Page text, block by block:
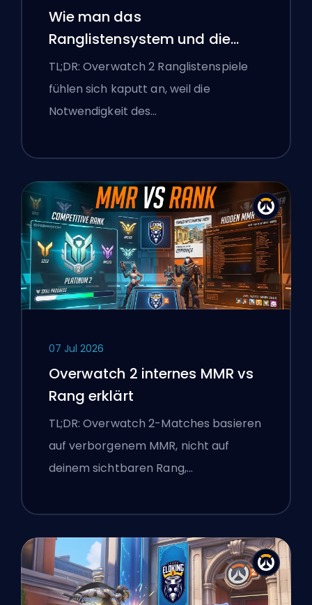
Wie man das
Ranglistensystem und die
überlegenen Lobbys von
Overwatch 2 repariert
TL;DR: Overwatch 2 Ranglistenspiele
fühlen sich kaputt an, weil die
Notwendigkeit des…
07 Jul 2026
Overwatch 2 internes MMR vs
Rang erklärt
TL;DR: Overwatch 2-Matches basieren
auf verborgenem MMR, nicht auf
deinem sichtbaren Rang,…